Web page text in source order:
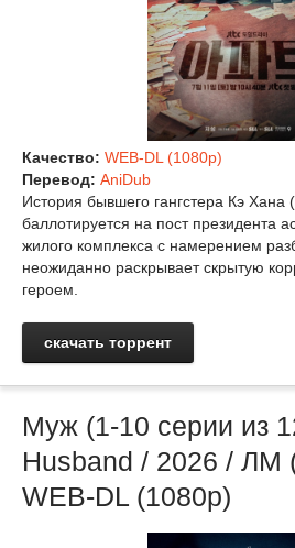
Качество: WEB-DL (1080p)
Перевод: AniDub
История бывшего гангстера Кэ
баллотируется на пост президента
жилого комплекса с намерением
неожиданно раскрывает скрытую
героем.
скачать торрент
Муж (1-10 серии из
Husband / 2026 / ЛМ
WEB-DL (1080p)